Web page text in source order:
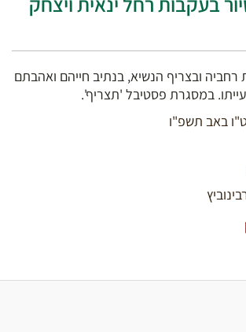
רחביה ובצריף הנשיא, בנתיב חייהם ואהבתם
במסגרת פסטיבל 'תצריף'.